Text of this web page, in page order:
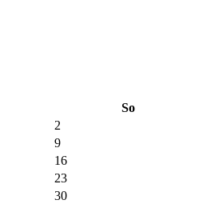
So
2
9
16
23
30